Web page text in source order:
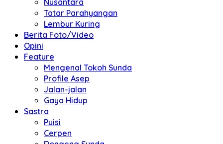
Nusantara
Tatar Parahyangan
Lembur Kuring
Berita Foto/Video
Opini
Feature
Mengenal Tokoh Sunda
Profile Asep
Jalan-jalan
Gaya Hidup
Sastra
Puisi
Cerpen